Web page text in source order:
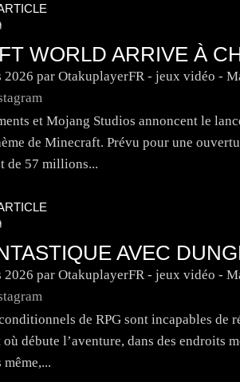
WORLD ARRIVE À
2026 par OtakuplayerFR - jeux vidéo -
et Mojang Studios annoncent le
de Minecraft. Prévu pour une
de 57 millions...
AVEC
2026 par OtakuplayerFR - jeux vidéo -
de RPG sont incapables de
débute l’aventure, dans des endroits